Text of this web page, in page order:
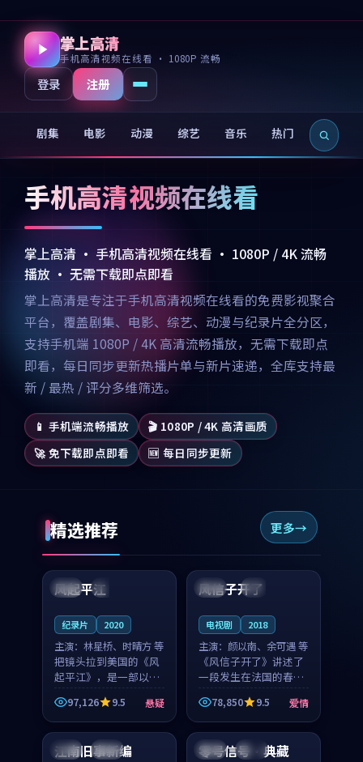
掌上高清
手机高清视频在线看 · 1080P 流畅
登录 注册
剧集 电影 动漫 综艺 音乐 热门 新片
手机高清视频在线看
掌上高清 · 手机高清视频在线看 · 1080P / 4K 流畅
播放 · 无需下载即点即看
掌上高清是专注于手机高清视频在线看的免费影视聚合
平台，覆盖剧集、电影、综艺、动漫与纪录片全分区，
支持手机端 1080P / 4K 高清流畅播放，无需下载即点
即看，每日同步更新热播片单与新片速递，全库支持最
新 / 最热 / 评分多维筛选。
📱 手机端流畅播放
🎬 1080P / 4K 高清画质
🚀 免下载即点即看
🆕 每日同步更新
精选推荐 更多
美国 完结
99:07
风起平江
纪录片 2020
主演： 林星桥、时晴方 等
把镜头拉到美国的《风
起平江》，是一部以时
光记忆为底色的悬疑作
品。林星桥和时晴方贡
献了2020年颇受关注的
合作演出，影片在情感
层次与现实质感之间
97,126 9.5 悬疑
法国 4K
99:21
风信子开了
电视剧 2018
主演： 颜以南、余可遇 等
《风信子开了》讲述了
一段发生在法国的春日
漫步故事。颜以南饰演
的主角与余可遇的角色
因一场意外卷入更深的
纠葛，爱情元素贯穿始
终，节奏稳健而富有张
78,850 9.5 爱情
日本 院线
江南旧事新编 中国 热播
零号信号·典藏